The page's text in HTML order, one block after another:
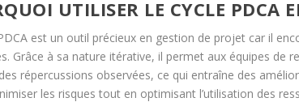
UTILISER LE CYCLE PDCA
est un outil précieux en gestion de projet car il
Grâce à sa nature itérative, il permet aux équipes de
répercussions observées, ce qui entraîne des
les risques tout en optimisant l’utilisation des